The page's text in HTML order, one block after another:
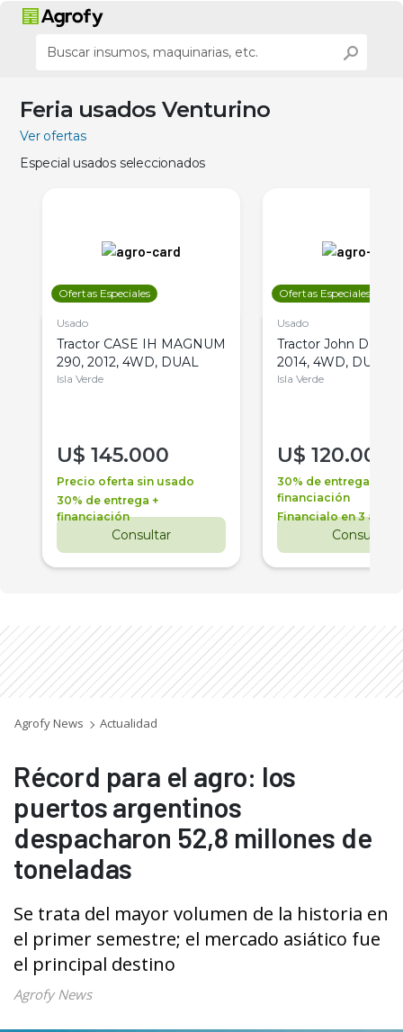
Feria usados Venturino
Ver ofertas
Especial usados seleccionados
Ofertas Especiales
Usado
Tractor CASE IH MAGNUM
290, 2012, 4WD, DUAL
Isla Verde
U$ 145.000
Precio oferta sin usado
30% de entrega +
financiación
Consultar
Ofertas Especiales
Usado
Tractor John Deere
2014, 4WD, DUAL
Isla Verde
U$ 120.000
30% de entrega +
financiación
Financialo en 3 años
Consultar
Agrofy News Actualidad
Récord para el agro: los
puertos argentinos
despacharon 52,8 millones de
toneladas
Se trata del mayor volumen de la historia en
el primer semestre; el mercado asiático fue
el principal destino
Agrofy News